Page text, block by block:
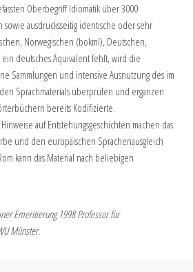
Oberbegriff Idiomatik über 3000
ausdrucksseitig identische oder sehr
Norwegischen (bokml), Deutschen,
ein deutsches Äquivalent fehlt, wird die
Sammlungen und intensive Ausnutzung des im
Sprachmaterials überprüfen und ergänzen
bereits Kodifizierte.
auf Entstehungsgeschichten machen das
und den europäischen Sprachenausgleich
kann das Material nach beliebigen
Emeritierung 1998 Professor für
Münster.